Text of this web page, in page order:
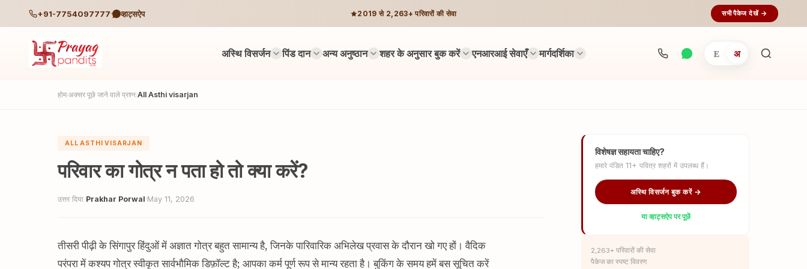
+91-7754097777 व्हाट्सऐप 2019 से 2,263+ परिवारों की सेवा सभी पैकेज देखें →
अस्थि विसर्जन पिंड दान अन्य अनुष्ठान शहर के अनुसार बुक करें एनआरआई सेवाएँ मार्गदर्शिका E अ
अनुष्ठान
होम/अक्सर पूछे जाने वाले प्रश्न/All Asthi visarjan
ALL ASTHI VISARJAN
परिवार का गोत्र न पता हो तो क्या करें?
उत्तर दिया Prakhar Porwal·May 11, 2026
तीसरी पीढ़ी के सिंगापुर हिंदुओं में अज्ञात गोत्र बहुत सामान्य है, जिनके पारिवारिक अभिलेख प्रवास के दौरान खो गए हों। वैदिक
परंपरा में कश्यप गोत्र स्वीकृत सार्वभौमिक डिफ़ॉल्ट है; आपका कर्म पूर्ण रूप से मान्य रहता है। बुकिंग के समय हमें बस सूचित करें
विशेषज्ञ सहायता चाहिए?
हमारे पंडित 11+ पवित्र शहरों में उपलब्ध हैं।
अस्थि विसर्जन बुक करें →
या व्हाट्सऐप पर पूछें
2,263+ परिवारों की सेवा
पैकेज का स्पष्ट विवरण